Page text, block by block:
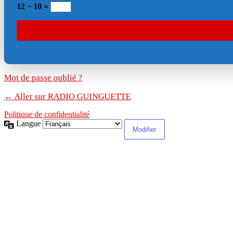
12 − 10 =
Mot de passe oublié ?
← Aller sur RADIO GUINGUETTE
Politique de confidentialité
Langue